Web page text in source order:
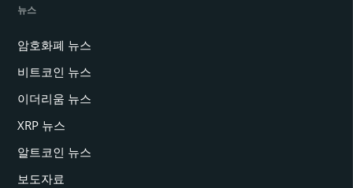
뉴스
암호화폐 뉴스
비트코인 뉴스
이더리움 뉴스
XRP 뉴스
알트코인 뉴스
보도자료